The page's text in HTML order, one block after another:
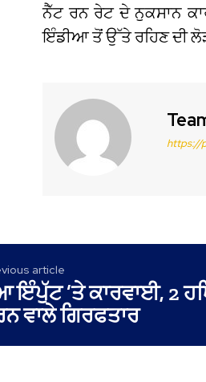
ਨੈੱਟ ਰਨ ਰੇਟ ਦੇ ਨੁਕਸਾਨ
ਇੰਡੀਆ ਤੋਂ ਉੱਤੇ ਰਹਿਣ ਦੀ
https://
article
ਇੰਪੁੱਟ ’ਤੇ ਕਾਰਵਾਈ, 2
ਵਾਲੇ ਗਿਰਫਤਾਰ